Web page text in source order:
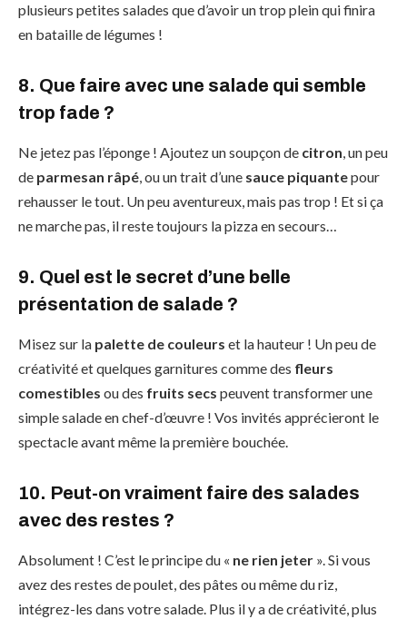
plusieurs petites salades que d’avoir un trop plein qui finira
en bataille de légumes !
8. Que faire avec une salade qui semble
trop fade ?
Ne jetez pas l’éponge ! Ajoutez un soupçon de citron, un peu
de parmesan râpé, ou un trait d’une sauce piquantepour
rehausser le tout. Un peu aventureux, mais pas trop ! Et si ça
ne marche pas, il reste toujours la pizza en secours…
9. Quel est le secret d’une belle
présentation de salade ?
Misez sur la palette de couleurs et la hauteur ! Un peu de
créativité et quelques garnitures comme des fleurs
comestibles ou des fruits secs peuvent transformer une
simple salade en chef-d’œuvre ! Vos invités apprécieront le
spectacle avant même la première bouchée.
10. Peut-on vraiment faire des salades
avec des restes ?
Absolument ! C’est le principe du « ne rien jeter ». Si vous
avez des restes de poulet, des pâtes ou même du riz,
intégrez-les dans votre salade. Plus il y a de créativité, plus